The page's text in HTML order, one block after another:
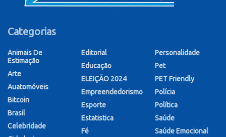
Categorias
Animais De
Estimação
Arte
Auatomóveis
Bitcoin
Brasil
Celebridade
Editorial
Educação
ELEIÇÃO 2024
Empreendedorismo
Esporte
Estatistica
Fé
Personalidade
Pet
PET Friendly
Polícia
Política
Saúde
Saúde Emocional